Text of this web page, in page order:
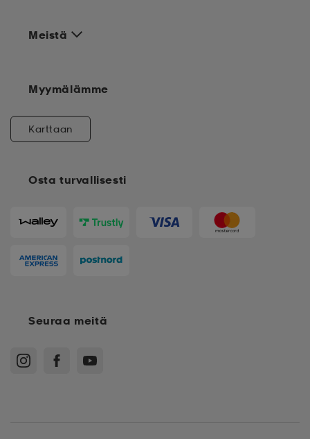
Meistä
Osta turvallisesti
Myymälämme
Karttaan
Seuraa meitä